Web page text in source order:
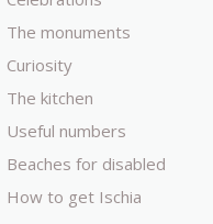
The monuments
Curiosity
The kitchen
Useful numbers
Beaches for disabled
How to get Ischia